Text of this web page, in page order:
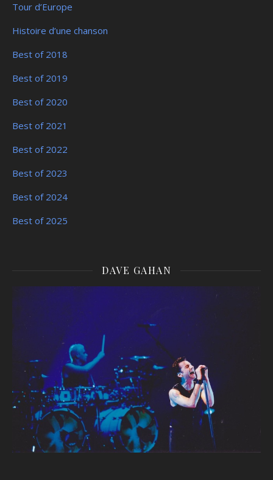
Tour d’Europe
Histoire d’une chanson
Best of 2018
Best of 2019
Best of 2020
Best of 2021
Best of 2022
Best of 2023
Best of 2024
Best of 2025
DAVE GAHAN